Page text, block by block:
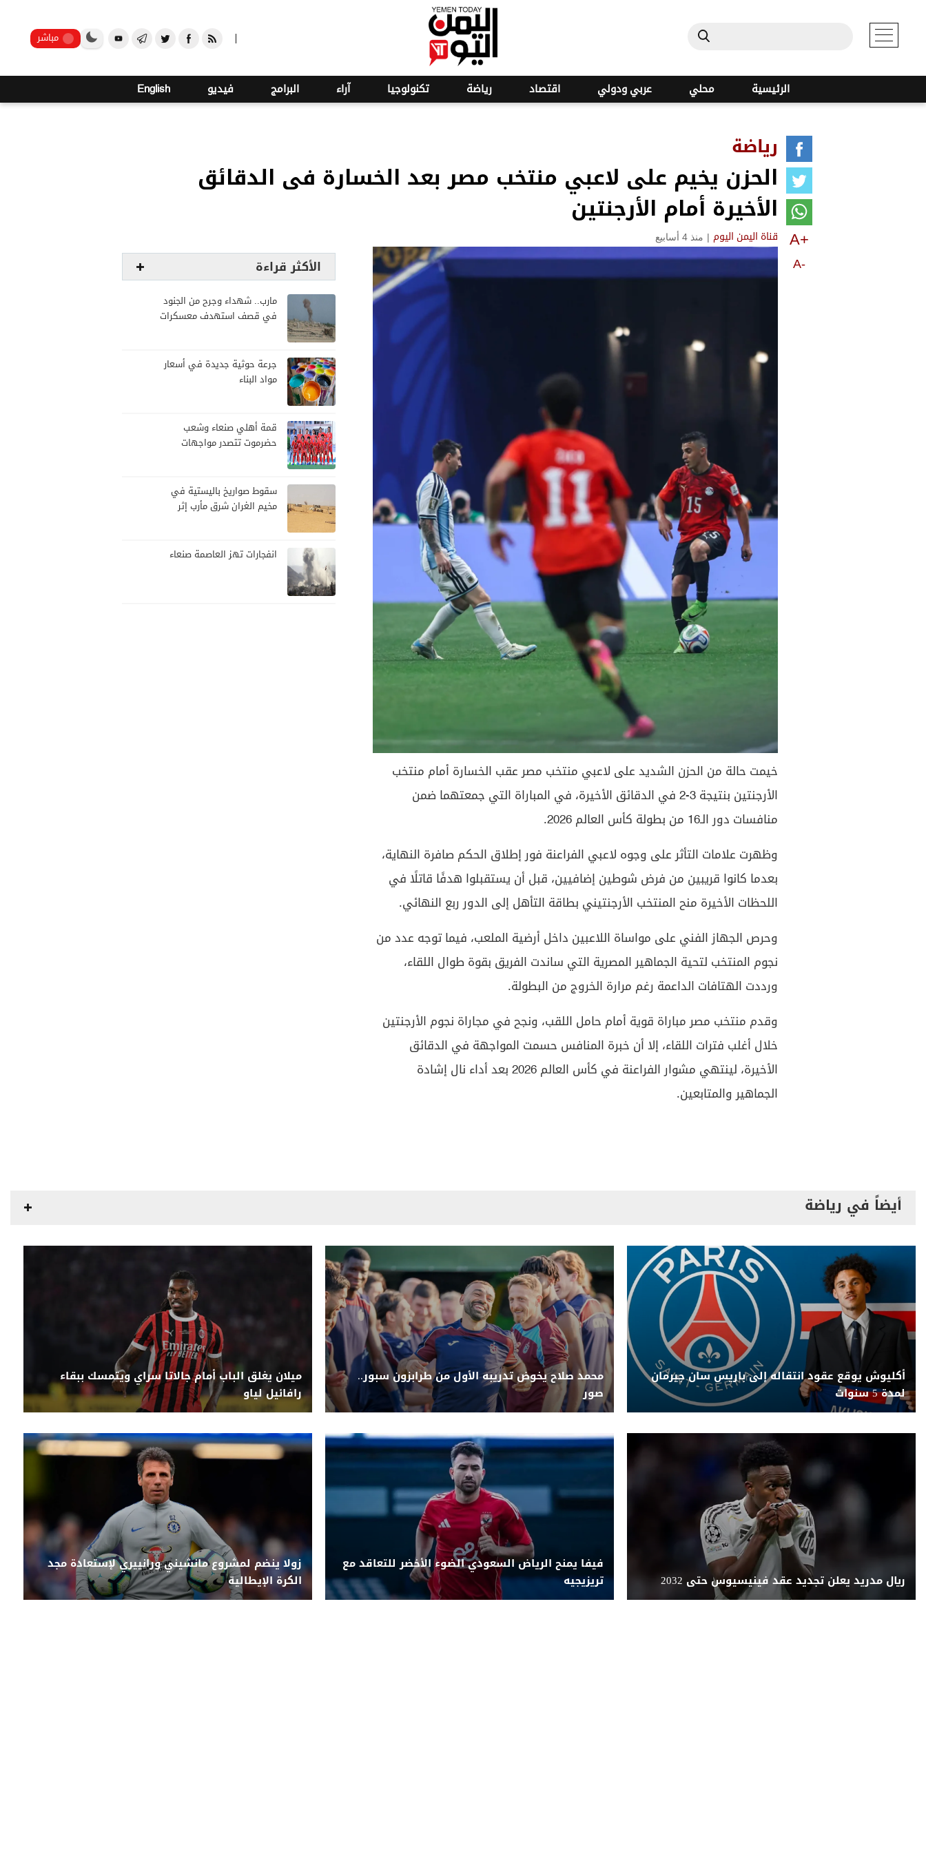
مباشر
الرئيسية محلي عربي ودولي اقتصاد رياضة تكنولوجيا آراء البرامج فيديو English
رياضة
الحزن يخيم على لاعبي منتخب مصر بعد الخسارة فى الدقائق
الأخيرة أمام الأرجنتين
قناة اليمن اليوم | منذ 4 أسابيع A+
A-
خيمت حالة من الحزن الشديد على لاعبي منتخب مصر عقب الخسارة أمام منتخب
الأرجنتين بنتيجة 3-2 في الدقائق الأخيرة، في المباراة التي جمعتهما ضمن
منافسات دور الـ16 من بطولة كأس العالم 2026.
وظهرت علامات التأثر على وجوه لاعبي الفراعنة فور إطلاق الحكم صافرة النهاية،
بعدما كانوا قريبين من فرض شوطين إضافيين، قبل أن يستقبلوا هدفًا قاتلًا في
اللحظات الأخيرة منح المنتخب الأرجنتيني بطاقة التأهل إلى الدور ربع النهائي.
وحرص الجهاز الفني على مواساة اللاعبين داخل أرضية الملعب، فيما توجه عدد من
نجوم المنتخب لتحية الجماهير المصرية التي ساندت الفريق بقوة طوال اللقاء،
ورددت الهتافات الداعمة رغم مرارة الخروج من البطولة.
وقدم منتخب مصر مباراة قوية أمام حامل اللقب، ونجح في مجاراة نجوم الأرجنتين
خلال أغلب فترات اللقاء، إلا أن خبرة المنافس حسمت المواجهة في الدقائق
الأخيرة، لينتهي مشوار الفراعنة في كأس العالم 2026 بعد أداء نال إشادة
الجماهير والمتابعين.
الأكثر قراءة
مارب.. شهداء وجرح من الجنود
في قصف استهدف معسكرات
جرعة حوثية جديدة في أسعار
مواد البناء
قمة أهلي صنعاء وشعب
حضرموت تتصدر مواجهات
سقوط صواريخ باليستية في
مخيم الغران شرق مأرب إثر
انفجارات تهز العاصمة صنعاء
أيضاً في رياضة
أكليوش يوقع عقود انتقاله إلى باريس سان جيرمان
لمدة 5 سنوات
محمد صلاح يخوض تدريبه الأول من طرابزون سبور..
صور
ميلان يغلق الباب أمام جالاتا سراي ويتمسك ببقاء
رافائيل لياو
ريال مدريد يعلن تجديد عقد فينيسيوس حتى 2032
فيفا يمنح الرياض السعودي الضوء الأخضر للتعاقد مع
تريزيجيه
زولا ينضم لمشروع مانشيني ورانييري لإستعادة مجد
الكرة الإيطالية